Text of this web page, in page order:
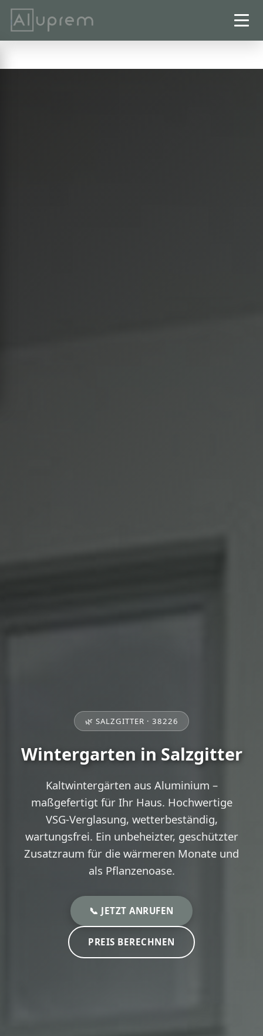
Startseite
🌿 SALZGITTER · 38226
Wintergarten in Salzgitter
Kaltwintergärten aus Aluminium –
maßgefertigt für Ihr Haus. Hochwertige
VSG-Verglasung, wetterbeständig,
wartungsfrei. Ein unbeheizter, geschützter
Zusatzraum für die wärmeren Monate und
als Pflanzenoase.
📞 JETZT ANRUFEN
PREIS BERECHNEN